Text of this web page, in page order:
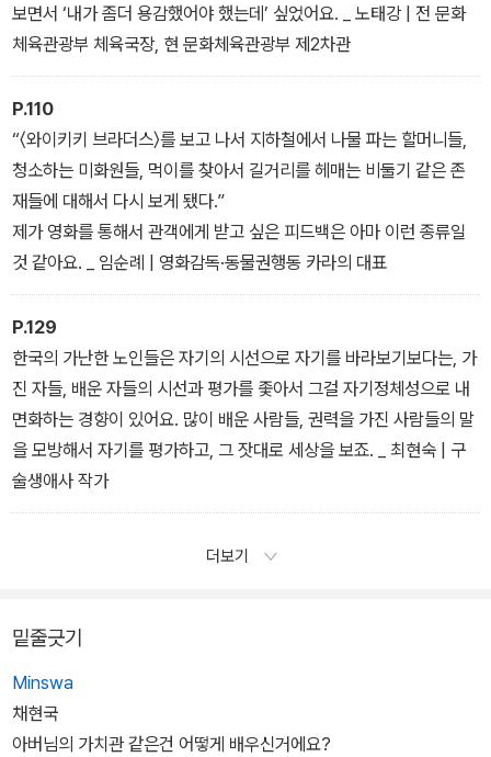
보면서 ‘내가 좀더 용감했어야 했는데’ 싶었어요. _ 노태강 | 전 문화
체육관광부 체육국장, 현 문화체육관광부 제2차관
P.110
“〈와이키키 브라더스〉를 보고 나서 지하철에서 나물 파는 할머니들,
청소하는 미화원들, 먹이를 찾아서 길거리를 헤매는 비둘기 같은 존
재들에 대해서 다시 보게 됐다.”
제가 영화를 통해서 관객에게 받고 싶은 피드백은 아마 이런 종류일
것 같아요. _ 임순례 | 영화감독·동물권행동 카라의 대표
P.129
한국의 가난한 노인들은 자기의 시선으로 자기를 바라보기보다는, 가
진 자들, 배운 자들의 시선과 평가를 좇아서 그걸 자기정체성으로 내
면화하는 경향이 있어요. 많이 배운 사람들, 권력을 가진 사람들의 말
을 모방해서 자기를 평가하고, 그 잣대로 세상을 보죠. _ 최현숙 | 구
술생애사 작가
더보기
밑줄긋기
Minswa
채현국
아버님의 가치관 같은건 어떻게 배우신거에요?